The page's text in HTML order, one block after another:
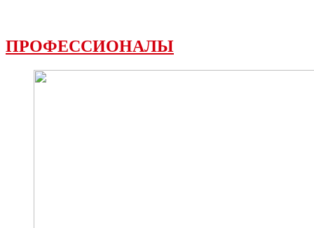
ПРОФЕССИОНАЛЫ